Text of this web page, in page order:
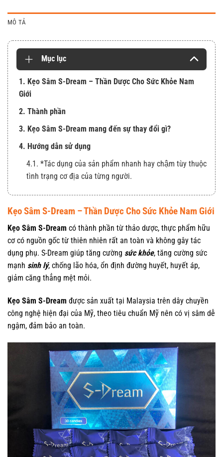
MÔ TẢ
Mục lục
1. Kẹo Sâm S-Dream – Thần Dược Cho Sức Khỏe Nam
Giới
2. Thành phần
3. Kẹo Sâm S-Dream mang đến sự thay đổi gì?
4. Hướng dẫn sử dụng
4.1. *Tác dụng của sản phẩm nhanh hay chậm tùy thuộc
tình trạng cơ địa của từng người.
Kẹo Sâm S-Dream – Thần Dược Cho Sức Khỏe Nam Giới
Kẹo Sâm S-Dream có thành phần từ thảo dược, thực phẩm hữu
cơ có nguồn gốc từ thiên nhiên rất an toàn và không gây tác
dụng phụ. S-Dream giúp tăng cường sức khỏe, tăng cường sức
mạnh sinh lý, chống lão hóa, ổn định đường huyết, huyết áp,
giảm căng thẳng mệt mỏi.
Kẹo Sâm S-Dream được sản xuất tại Malaysia trên dây chuyền
công nghệ hiện đại của Mỹ, theo tiêu chuẩn Mỹ nên có vị sâm dễ
ngậm, đảm bảo an toàn.